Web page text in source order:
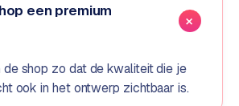
een premium
shop zo dat de kwaliteit die je
ook in het ontwerp zichtbaar is.